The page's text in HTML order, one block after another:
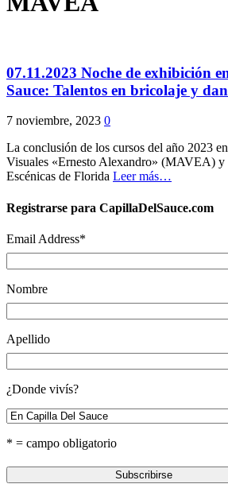
07.11.2023 Noche de exhibición
Sauce: Talentos en bricolaje y
7 noviembre, 2023 0
La conclusión de los cursos del año 2023
Visuales «Ernesto Alexandro» (MAVEA) y
Escénicas de Florida Leer más…
Registrarse para CapillaDelSauce.com
Email Address*
Nombre
Apellido
¿Donde vivís?
* = campo obligatorio